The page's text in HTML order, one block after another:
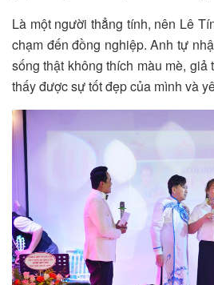
Là một người thẳng tính, nên Lê
chạm đến đồng nghiệp. Anh tự
sống thật không thích màu mè, giả
thấy được sự tốt đẹp của mình và